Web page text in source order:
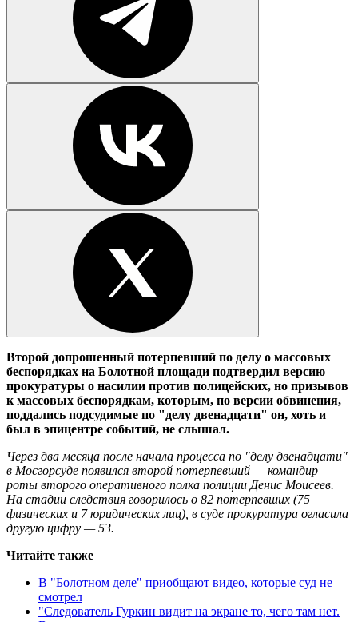
Второй допрошенный потерпевший по делу о массовых
беспорядках на Болотной площади подтвердил версию
прокуратуры о насилии против полицейских, но призывов
к массовых беспорядкам, которым, по версии обвинения,
поддались подсудимые по "делу двенадцати" он, хоть и
был в эпицентре событий, не слышал.
Через два месяца после начала процесса по "делу двенадцати"
в Мосгорсуде появился второй потерпевший — командир
роты второго оперативного полка полиции Денис Моисеев.
На стадии следствия говорилось о 82 потерпевших (75
физических и 7 юридических лиц), в суде прокуратура огласила
другую цифру — 53.
Читайте также
В "Болотном деле" приобщают видео, которые суд не
смотрел
"Следователь Гуркин видит на экране то, чего там нет.